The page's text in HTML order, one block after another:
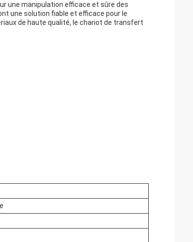
une manipulation efficace et sûre des
une solution fiable et efficace pour le
de haute qualité, le chariot de transfert